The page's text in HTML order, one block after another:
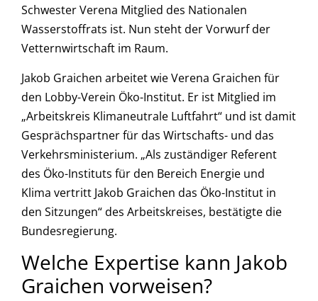
Schwester Verena Mitglied des Nationalen
Wasserstoffrats ist. Nun steht der Vorwurf der
Vetternwirtschaft im Raum.
Jakob Graichen arbeitet wie Verena Graichen für
den Lobby-Verein Öko-Institut. Er ist Mitglied im
„Arbeitskreis Klimaneutrale Luftfahrt“ und ist damit
Gesprächspartner für das Wirtschafts- und das
Verkehrsministerium. „Als zuständiger Referent
des Öko-Instituts für den Bereich Energie und
Klima vertritt Jakob Graichen das Öko-Institut in
den Sitzungen“ des Arbeitskreises, bestätigte die
Bundesregierung.
Welche Expertise kann Jakob
Graichen vorweisen?